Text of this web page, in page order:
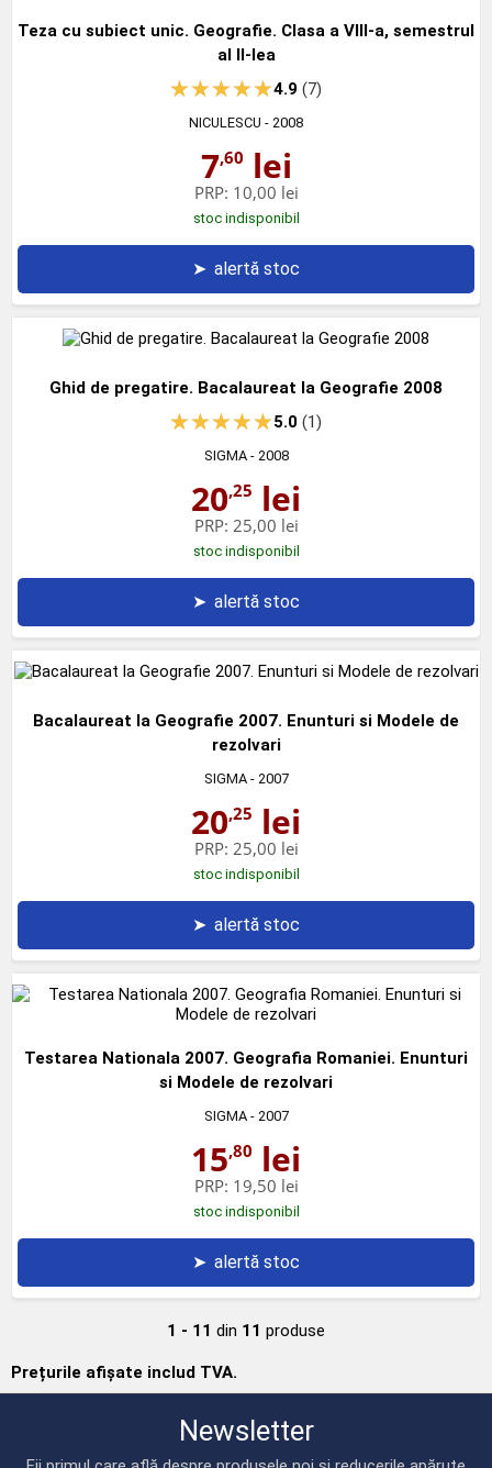
Teza cu subiect unic. Geografie. Clasa a VIII-a, semestrul
al II-lea
4.9(7)
NICULESCU - 2008
7,60 lei
PRP: 10,00 lei
stoc indisponibil
➤ alertă stoc
Ghid de pregatire. Bacalaureat la Geografie 2008
5.0(1)
SIGMA- 2008
20,25 lei
PRP: 25,00 lei
stoc indisponibil
➤ alertă stoc
Bacalaureat la Geografie 2007. Enunturi si Modele de
rezolvari
SIGMA- 2007
20,25 lei
PRP: 25,00 lei
stoc indisponibil
➤ alertă stoc
Testarea Nationala 2007. Geografia Romaniei. Enunturi
si Modele de rezolvari
SIGMA- 2007
15,80 lei
PRP: 19,50 lei
stoc indisponibil
➤ alertă stoc
1 - 11 din 11 produse
Prețurile afișate includ TVA.
Newsletter